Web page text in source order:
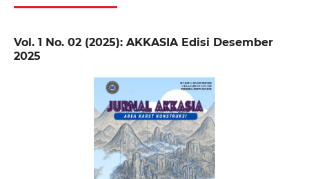
Vol. 1 No. 02 (2025): AKKASIA Edisi Desember
2025